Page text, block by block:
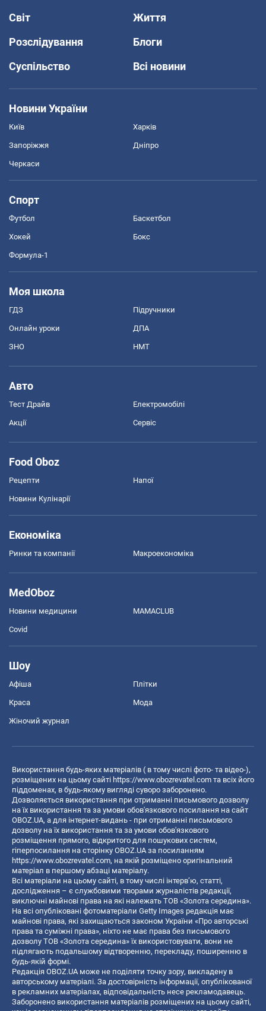
Світ
Життя
Розслідування
Блоги
Суспільство
Всі новини
Новини України
Київ Харків
Запоріжжя Дніпро
Черкаси
Спорт
Футбол Баскетбол
Хокей Бокс
Формула-1
Моя школа
ГДЗ Підручники
Онлайн уроки ДПА
ЗНО НМТ
Авто
Тест Драйв Електромобілі
Акції Сервіс
Food Oboz
Рецепти Напої
Новини Кулінарії
Економіка
Ринки та компанії Макроекономіка
MedOboz
Новини медицини MAMACLUB
Covid
Шоу
Афіша Плітки
Краса Мода
Жіночий журнал
Використання будь-яких матеріалів ( в тому числі фото- та відео-),
розміщених на цьому сайті https://www.obozrevatel.com та всіх його
піддоменах, в будь-якому вигляді суворо заборонено.
Дозволяється використання при отриманні письмового дозволу
на їх використання та за умови обов'язкового посилання на сайт
OBOZ.UA, а для інтернет-видань - при отриманні письмового
дозволу на їх використання та за умови обов'язкового
розміщення прямого, відкритого для пошукових систем,
гіперпосилання на сторінку OBOZ.UA за посиланням
https://www.obozrevatel.com, на якій розміщено оригінальний
матеріал в першому абзаці матеріалу.
Всі матеріали на цьому сайті, в тому числі інтерв’ю, статті,
дослідження – є службовими творами журналістів редакції,
виключні майнові права на які належать ТОВ «Золота середина».
На всі опубліковані фотоматеріали Getty Images редакція має
майнові права, які захищаються законом України «Про авторські
права та суміжні права», ніхто не має права без письмового
дозволу ТОВ «Золота середина» їх використовувати, вони не
підлягають подальшому відтворенню, перекладу, поширенню в
будь-якій формі.
Редакція OBOZ.UA може не поділяти точку зору, викладену в
авторському матеріалі. За достовірність інформації, опублікованої
в рекламних матеріалах, відповідальність несе рекламодавець.
Заборонено використання матеріалів розміщених на цьому сайті,